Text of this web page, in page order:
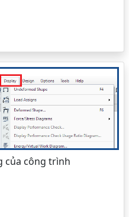
của công trình